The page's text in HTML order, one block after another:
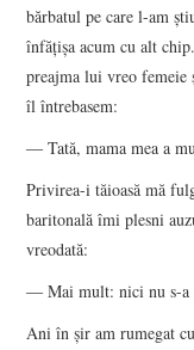
bărbatul pe care l-am
înfăţişa acum cu alt
preajma lui vreo
îl întrebasem:
― Tată, mama mea a
Privirea-i tăioasă mă
baritonală îmi plesni
vreodată:
― Mai mult: nici nu s-a
Ani în şir am rumegat